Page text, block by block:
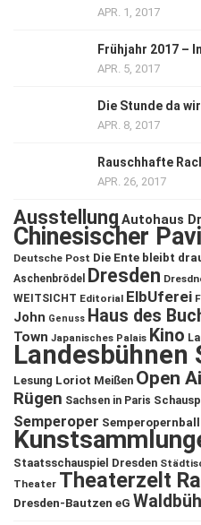
APR. 1, 2017
Frühjahr 2017 –
APR. 5, 2017
Die Stunde da
APR. 8, 2017
Rauschhafte
APR. 26, 2017
Ausstellung Autohaus
Chinesischer
Deutsche Post Die Ente bleibt
Aschenbrödel
Dresden
WEITSICHT Editorial ElbUferei
John Genuss Haus des
Town Japanisches Palais Kino
Landesbühnen
Lesung Loriot Meißen Open
Rügen Sachsen in Paris
Semperoper Semperopernball
Staatsschauspiel Dresden
Theater Theaterzelt
Dresden-Bautzen eG